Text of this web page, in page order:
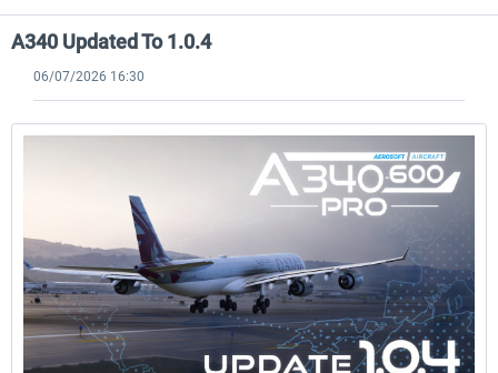
A340 Updated To 1.0.4
06/07/2026 16:30